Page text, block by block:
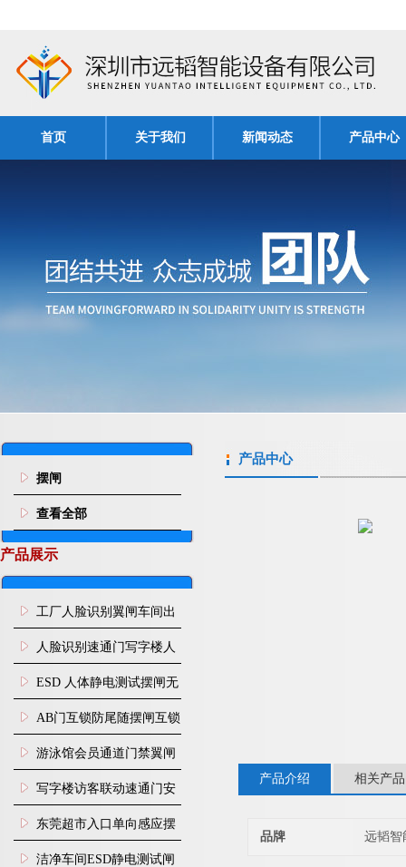
首页 关于我们 新闻动态 产品中心
摆闸
查看全部
产品展示
工厂人脸识别翼闸车间出
入口人行通道门禁
人脸识别速通门写字楼人
行通道闸门禁设备
ESD 人体静电测试摆闸无
尘车间防静电闸机
AB门互锁防尾随摆闸互锁
闸机
游泳馆会员通道门禁翼闸
写字楼访客联动速通门安
装
东莞超市入口单向感应摆
闸安装
洁净车间ESD静电测试闸
产品中心
产品介绍 相关产品
品牌 远韬智